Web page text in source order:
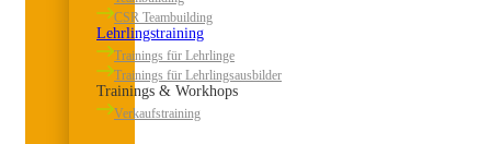
CSR Teambuilding
Lehrlingstraining
Trainings für Lehrlinge
Trainings für Lehrlingsausbilder
Trainings & Workhops
Verkaufstraining